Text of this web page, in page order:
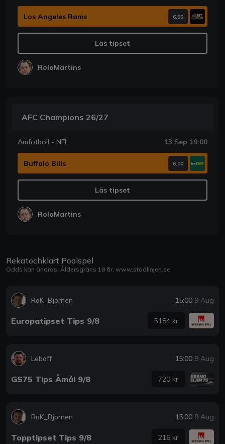
Los Angeles Rams 6.50
Läs tipset
RoloMartins
AFC Champions 26/27
Amfotboll - NFL 13 Sep 19:00
Buffalo Bills 6.00
Läs tipset
RoloMartins
Rekatochklart Poolspel
Odds kan ändras. Åldersgräns 18 år. www.stödlinjen.se
RoK_Bjornen 15:00 9 Aug
Europatipset Tips 9/8 5184 kr
Leboff 15:00 9 Aug
GS75 Tips Åmål 9/8 720 kr
RoK_Bjornen 15:00 9 Aug
Topptipset Tips 9/8 216 kr